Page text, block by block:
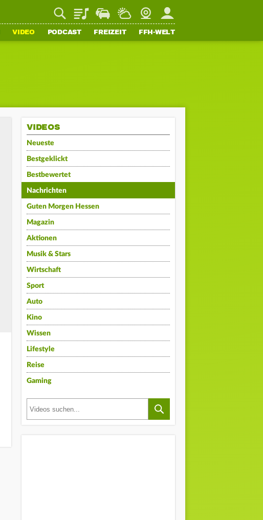
PlaylistStaupilotWetterWebcamMein FFH
VIDEO PODCAST FREIZEIT FFH-WELT
VIDEOS
Neueste
Bestgeklickt
Bestbewertet
Nachrichten
Guten Morgen Hessen
Magazin
Aktionen
Musik & Stars
Wirtschaft
Sport
Auto
Kino
Wissen
Lifestyle
Reise
Gaming